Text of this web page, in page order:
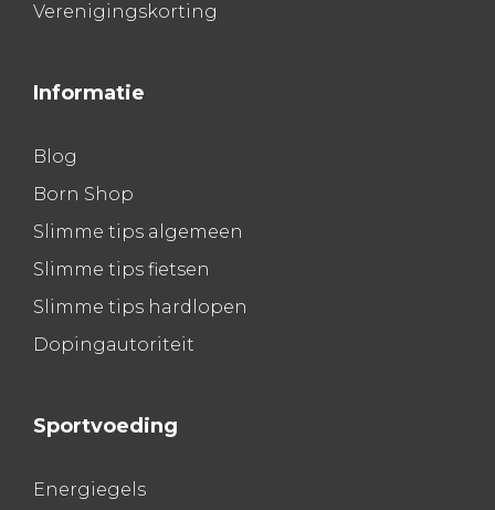
Verenigingskorting
Informatie
Blog
Born Shop
Slimme tips algemeen
Slimme tips fietsen
Slimme tips hardlopen
Dopingautoriteit
Sportvoeding
Energiegels